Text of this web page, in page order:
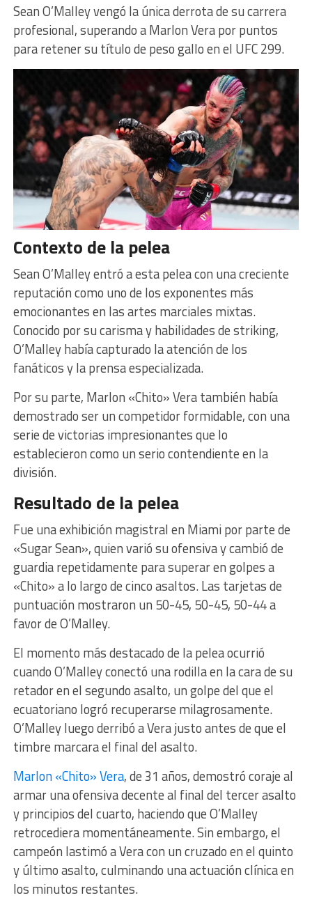
Sean O’Malley vengó la única derrota de su carrera
profesional, superando a Marlon Vera por puntos
para retener su título de peso gallo en el UFC 299.
Contexto de la pelea
Sean O’Malley entró a esta pelea con una creciente
reputación como uno de los exponentes más
emocionantes en las artes marciales mixtas.
Conocido por su carisma y habilidades de striking,
O’Malley había capturado la atención de los
fanáticos y la prensa especializada.
Por su parte, Marlon «Chito» Vera también había
demostrado ser un competidor formidable, con una
serie de victorias impresionantes que lo
establecieron como un serio contendiente en la
división.
Resultado de la pelea
Fue una exhibición magistral en Miami por parte de
«Sugar Sean», quien varió su ofensiva y cambió de
guardia repetidamente para superar en golpes a
«Chito» a lo largo de cinco asaltos. Las tarjetas de
puntuación mostraron un 50-45, 50-45, 50-44 a
favor de O’Malley.
El momento más destacado de la pelea ocurrió
cuando O’Malley conectó una rodilla en la cara de su
retador en el segundo asalto, un golpe del que el
ecuatoriano logró recuperarse milagrosamente.
O’Malley luego derribó a Vera justo antes de que el
timbre marcara el final del asalto.
Marlon «Chito» Vera, de 31 años, demostró coraje al
armar una ofensiva decente al final del tercer asalto
y principios del cuarto, haciendo que O’Malley
retrocediera momentáneamente. Sin embargo, el
campeón lastimó a Vera con un cruzado en el quinto
y último asalto, culminando una actuación clínica en
los minutos restantes.